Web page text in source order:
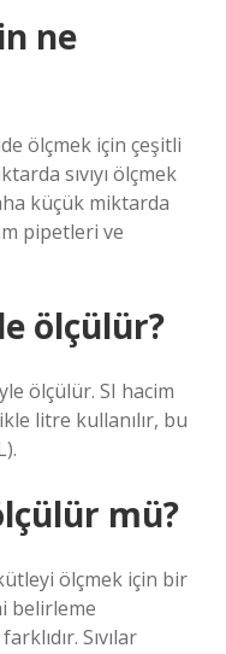
ne
ölçmek için çeşitli
sıvıyı ölçmek
küçük miktarda
pipetleri ve
ölçülür?
ölçülür. SI hacim
litre kullanılır, bu
mü?
ölçmek için bir
belirleme
Sıvılar